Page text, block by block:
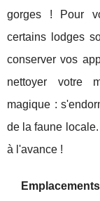
gorges ! Pour
certains lodges
conserver vos
nettoyer votre
magique :
de la faune
à l'avance !